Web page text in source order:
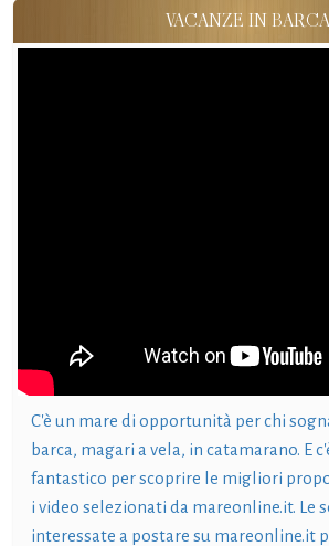
VACANZE IN BARCA
C'è un mare di opportunità per chi
barca, magari a vela, in catamarano. E
fantastico per scoprire le migliori
i video selezionati da mareonline.it. Le
interessate a postare su mareonline.it